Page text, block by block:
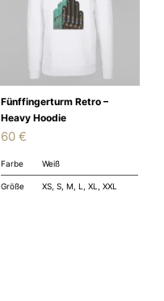
Fünffingerturm Retro –
Heavy Hoodie
60 €
Farbe Weiß
Größe XS, S, M, L, XL, XXL